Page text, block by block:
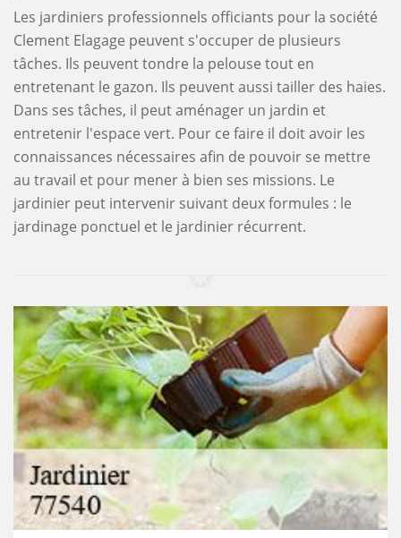
Les jardiniers professionnels officiants pour la société
Clement Elagage peuvent s'occuper de plusieurs
tâches. Ils peuvent tondre la pelouse tout en
entretenant le gazon. Ils peuvent aussi tailler des haies.
Dans ses tâches, il peut aménager un jardin et
entretenir l'espace vert. Pour ce faire il doit avoir les
connaissances nécessaires afin de pouvoir se mettre
au travail et pour mener à bien ses missions. Le
jardinier peut intervenir suivant deux formules : le
jardinage ponctuel et le jardinier récurrent.